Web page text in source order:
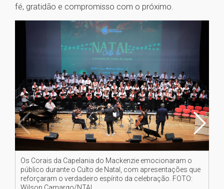
fé, gratidão e compromisso com o próximo.
Os Corais da Capelania do Mackenzie emocionaram o
público durante o Culto de Natal, com apresentações que
reforçaram o verdadeiro espírito da celebração. FOTO:
Wilson Camargo/NTAI.